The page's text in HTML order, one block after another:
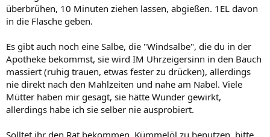
überbrühen, 10 Minuten ziehen lassen, abgießen. 1EL davon
in die Flasche geben.
Es gibt auch noch eine Salbe, die "Windsalbe", die du in der
Apotheke bekommst, sie wird IM Uhrzeigersinn in den Bauch
massiert (ruhig trauen, etwas fester zu drücken), allerdings
nie direkt nach den Mahlzeiten und nahe am Nabel. Viele
Mütter haben mir gesagt, sie hätte Wunder gewirkt,
allerdings habe ich sie selber nie ausprobiert.
Solltet ihr den Rat bekommen, Kümmelöl zu benutzen, bitte